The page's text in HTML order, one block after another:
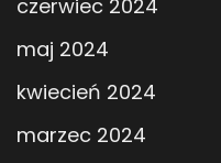
czerwiec 2024
maj 2024
kwiecień 2024
marzec 2024